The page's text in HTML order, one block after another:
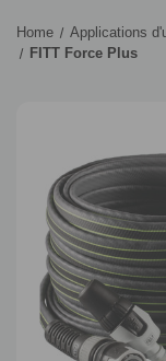
Home Applications
FITT Force Plus